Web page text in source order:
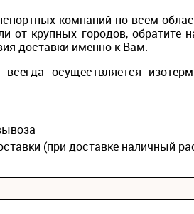
компаний по всем
от крупных городов, обратите
доставки именно к Вам.
осуществляется
(при доставке наличный